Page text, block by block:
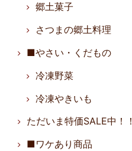
郷土菓子
さつまの郷土料理
■やさい・くだもの
冷凍野菜
冷凍やきいも
ただいま特価SALE中！！
■ワケあり商品